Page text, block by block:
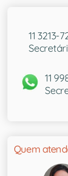
11 3213-
11
Quem